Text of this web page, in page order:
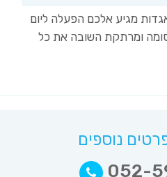
מגיע אלכם הפעלה ליום
ומרתקת השובה את כל
נוספים
052-